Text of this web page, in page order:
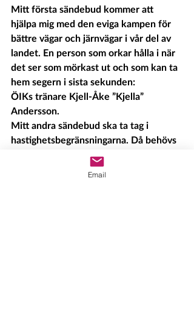
Mitt första sändebud kommer att
hjälpa mig med den eviga kampen för
bättre vägar och järnvägar i vår del av
landet. En person som orkar hålla i när
det ser som mörkast ut och som kan ta
hem segern i sista sekunden:
ÖIKs tränare Kjell-Åke ”Kjella”
Andersson.
Mitt andra sändebud ska ta tag i
hastighetsbegränsningarna. Då behövs
det någon som kan förklara hur man
kör fort och säkert också på vinterföre.
Email